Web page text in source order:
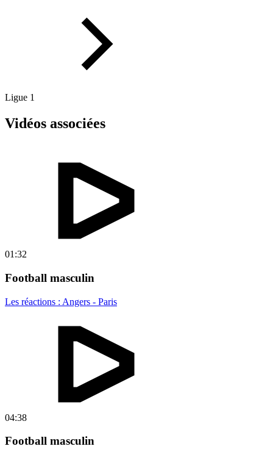
Ligue 1
Vidéos associées
01:32
Football masculin
Les réactions : Angers - Paris
04:38
Football masculin